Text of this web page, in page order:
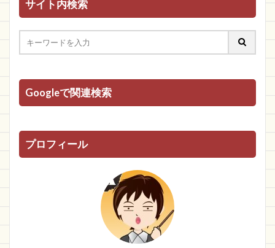
サイト内検索
Googleで関連検索
プロフィール